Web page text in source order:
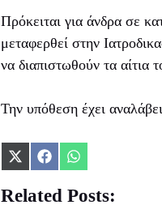
Πρόκειται για άνδρα σε
μεταφερθεί στην
να διαπιστωθούν τα αίτια
Την υπόθεση έχει
Share
X
Share
Facebook
Share
WhatsApp
Related Posts: